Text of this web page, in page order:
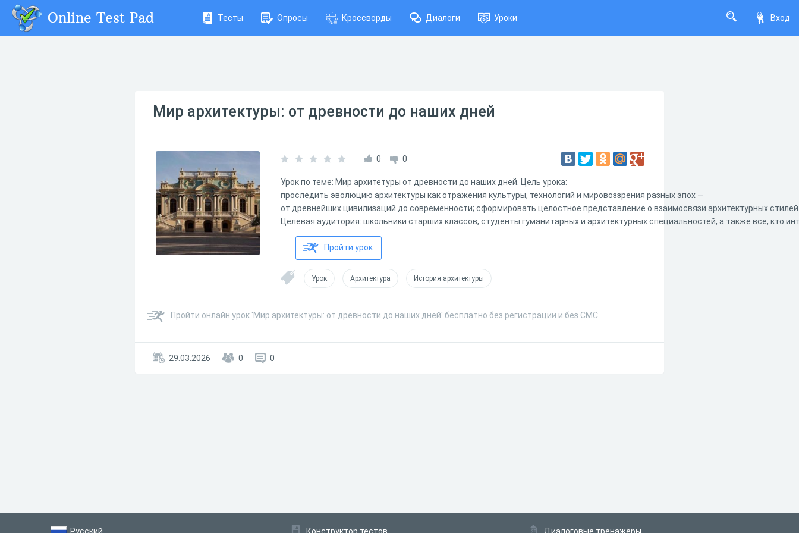
Вход
Online Test Pad Тесты Опросы Кроссворды Диалоги Уроки
Мир архитектуры: от древности до наших дней
0 0
Урок по теме: Мир архитетуры от древности до наших дней. Цель урока:
проследить эволюцию архитектуры как отражения культуры, технологий и мировоззрения разных эпох —
от древнейших цивилизаций до современности; сформировать целостное представление о взаимосвязи архитектурных стилей
Целевая аудитория: школьники старших классов, студенты гуманитарных и архитектурных специальностей, а также все, кто
Пройти урок
Урок Архитектура История архитектуры
Пройти онлайн урок 'Мир архитектуры: от древности до наших дней' бесплатно без регистрации и без СМС
29.03.2026 0 0